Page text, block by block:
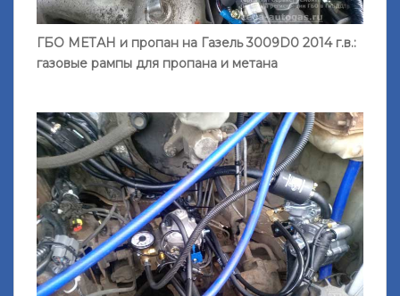
ГБО МЕТАН и пропан на Газель 3009D0 2014 г.в.:
газовые рампы для пропана и метана